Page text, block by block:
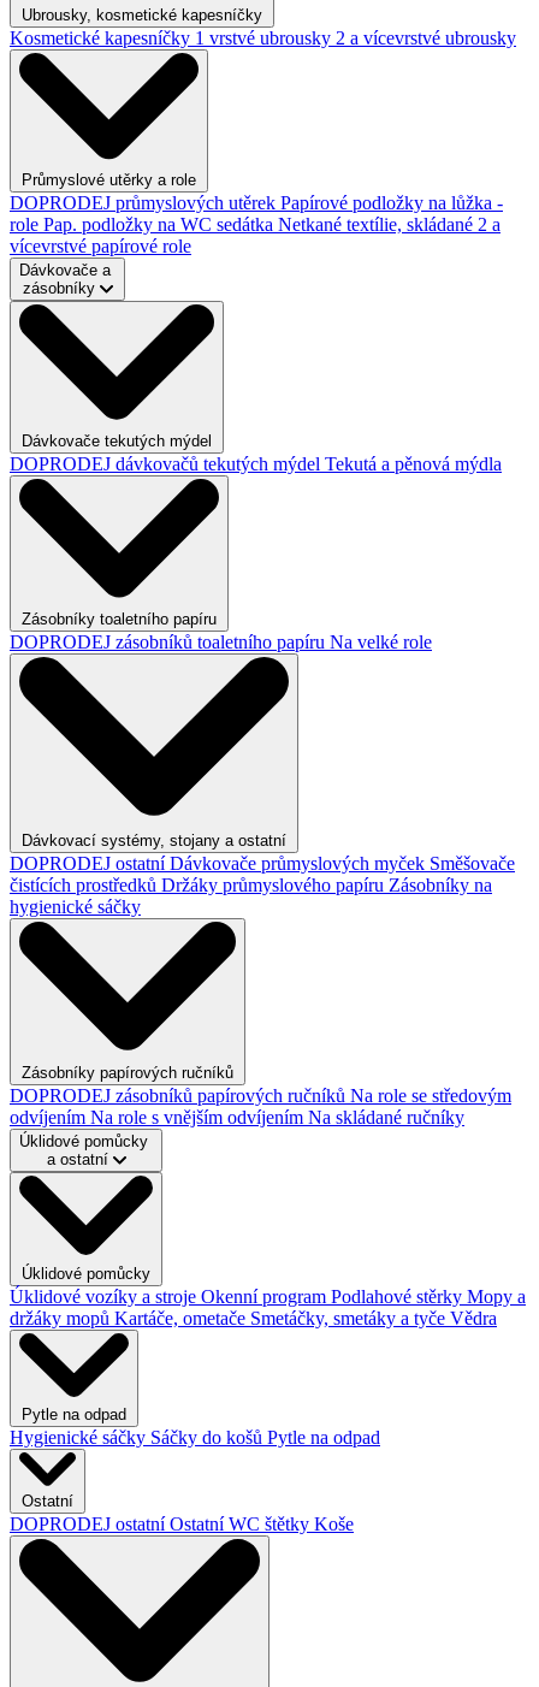
Ubrousky, kosmetické kapesníčky
Kosmetické kapesníčky 1 vrstvé ubrousky 2 a vícevrstvé ubrousky
Průmyslové utěrky a role
DOPRODEJ průmyslových utěrek Papírové podložky na lůžka -
role Pap. podložky na WC sedátka Netkané textílie, skládané 2 a
vícevrstvé papírové role
Dávkovače a
zásobníky
Dávkovače tekutých mýdel
DOPRODEJ dávkovačů tekutých mýdel Tekutá a pěnová mýdla
Zásobníky toaletního papíru
DOPRODEJ zásobníků toaletního papíru Na velké role
Dávkovací systémy, stojany a ostatní
DOPRODEJ ostatníDávkovače průmyslových myček Směšovače
čistících prostředků Držáky průmyslového papíru Zásobníky na
hygienické sáčky
Zásobníky papírových ručníků
DOPRODEJ zásobníků papírových ručníků Na role se středovým
odvíjením Na role s vnějším odvíjením Na skládané ručníky
Úklidové pomůcky
a ostatní
Úklidové pomůcky
Úklidové vozíky a stroje Okenní program Podlahové stěrky Mopy a
držáky mopů Kartáče, ometače Smetáčky, smetáky a tyče Vědra
Pytle na odpad
Hygienické sáčky Sáčky do košů Pytle na odpad
Ostatní
DOPRODEJ ostatníOstatníWC štětky Koše